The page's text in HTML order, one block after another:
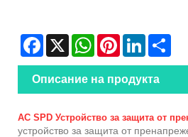
Facebook
X WhatsAppPinterestLinkedIn
Описание на продукта
AC SPD Устройство за защита от
устройство за защита от